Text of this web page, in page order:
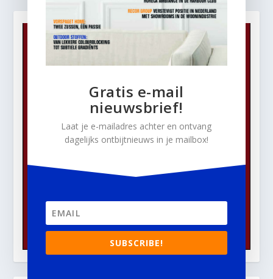
Gratis e-mail
nieuwsbrief!
Laat je e-mailadres achter en ontvang
dagelijks ontbijtnieuws in je mailbox!
SUBSCRIBE!